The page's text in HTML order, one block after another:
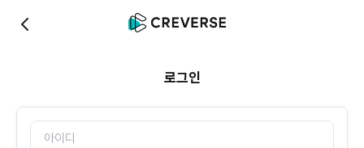
로그인